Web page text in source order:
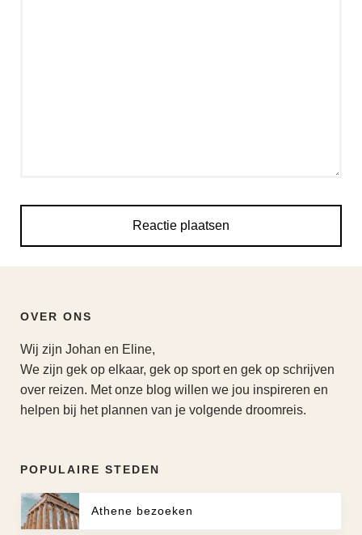
OVER ONS
Wij zijn Johan en Eline,
We zijn gek op elkaar, gek op sport en gek op schrijven
over reizen. Met onze blog willen we jou inspireren en
helpen bij het plannen van je volgende droomreis.
POPULAIRE STEDEN
Athene bezoeken